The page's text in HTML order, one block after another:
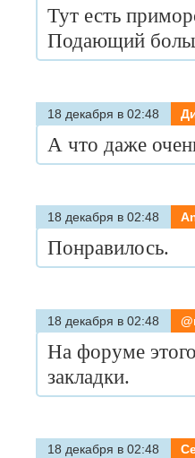
Тут есть
Подающий
18 декабря в 02:48
А что даже
18 декабря в 02:48
Понравилось.
18 декабря в 02:48
На форуме
закладки.
18 декабря в 02:48